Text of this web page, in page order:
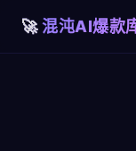
混沌AI爆款